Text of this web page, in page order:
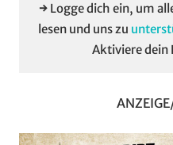
→ Logge dich ein, um
lesen und uns zu
Aktiviere dein